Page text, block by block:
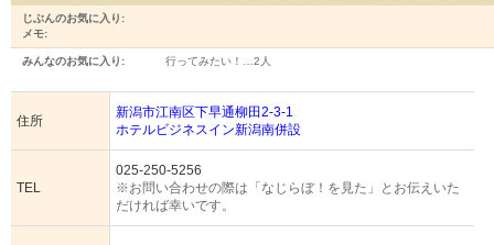
じぶんのお気に入り:
メモ:
みんなのお気に入り: 行ってみたい！… 2人
住所
新潟市江南区下早通柳田2-3-1
ホテルビジネスイン新潟南併設
TEL
025-250-5256
※お問い合わせの際は「なじらぼ！を見た」とお伝えいた
だければ幸いです。